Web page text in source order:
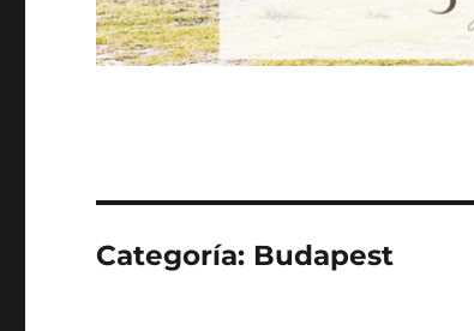
Categoría: Budapest